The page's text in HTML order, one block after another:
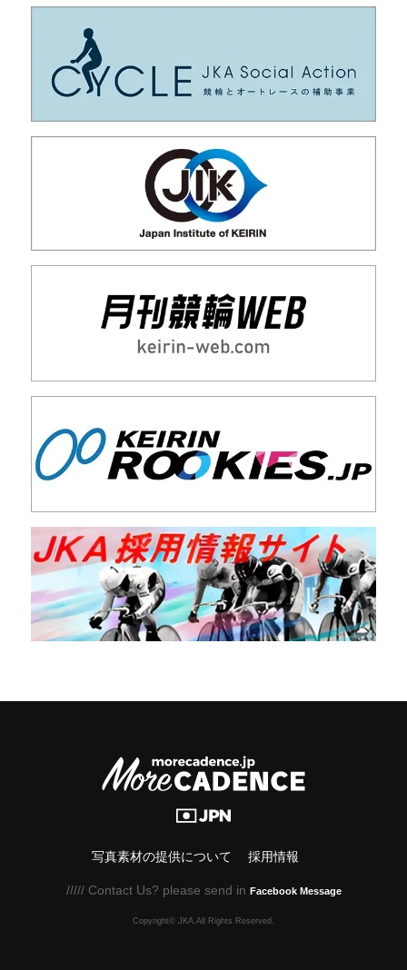
写真素材の提供について 採用情報
///// Contact Us? please send in Facebook Message
Copyright© JKA.All Rights Reserved.